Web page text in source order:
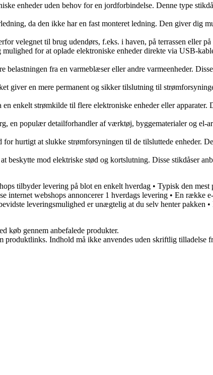
enheder uden behov for en jordforbindelse. Denne type
da den ikke har en fast monteret ledning. Den giver dig
velegnet til brug udendørs, f.eks. i haven, på terrassen eller
for at oplade elektroniske enheder direkte via USB-
belastningen fra en varmeblæser eller andre varmeenheder.
giver en mere permanent og sikker tilslutning til
en enkelt strømkilde til flere elektroniske enheder eller
en populær detailforhandler af værktøj, byggematerialer og el-
hurtigt at slukke strømforsyningen til de tilsluttede enheder.
beskytte mod elektriske stød og kortslutning. Disse stikdåser
tilbyder levering på blot en enkelt hverdag • Typisk den mest
internet webshops annoncerer 1 hverdags levering • En række
leveringsmulighed er unægtelig at du selv henter pakken •
køb gennem anbefalede produkter.
Indhold må ikke anvendes uden skriftlig tilladelse